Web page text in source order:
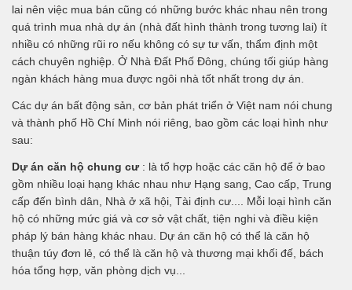
lai nên việc mua bán cũng có những bước khác nhau nên trong
quá trình mua nhà dự án (nhà đất hình thành trong tương lai) ít
nhiều có những rũi ro nếu không có sự tư vấn, thẩm định một
cách chuyên nghiệp. Ở Nhà Đất Phố Đông, chúng tối giúp hàng
ngàn khách hàng mua được ngôi nhà tốt nhất trong dự án.
Các dự án bất động sản, cơ bản phát triển ở Việt nam nói chung
và thành phố Hồ Chí Minh nói riêng, bao gồm các loại hình như
sau:
Dự án căn hộ chung cư : là tổ hợp hoặc các căn hộ để ở bao
gồm nhiều loại hạng khác nhau như Hạng sang, Cao cấp, Trung
cấp đến bình dân, Nhà ở xã hội, Tài định cư.... Mỗi loại hình căn
hộ có những mức giá và cơ sở vật chất, tiện nghi và điều kiện
pháp lý bán hàng khác nhau. Dự án căn hộ có thể là căn hộ
thuận túy đơn lẻ, có thể là căn hộ và thương mại khối đế, bách
hóa tổng hợp, văn phòng dịch vụ...